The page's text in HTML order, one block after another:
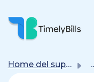
Salta Al Contenuto
Home del supporto